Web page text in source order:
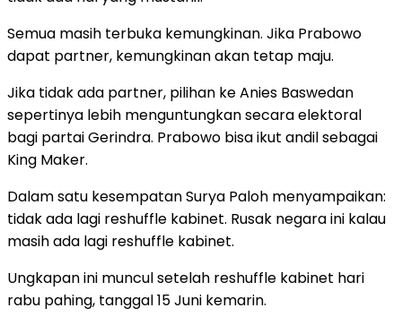
Semua masih terbuka kemungkinan. Jika Prabowo
dapat partner, kemungkinan akan tetap maju.
Jika tidak ada partner, pilihan ke Anies Baswedan
sepertinya lebih menguntungkan secara elektoral
bagi partai Gerindra. Prabowo bisa ikut andil sebagai
King Maker.
Dalam satu kesempatan Surya Paloh menyampaikan:
tidak ada lagi reshuffle kabinet. Rusak negara ini kalau
masih ada lagi reshuffle kabinet.
Ungkapan ini muncul setelah reshuffle kabinet hari
rabu pahing, tanggal 15 Juni kemarin.